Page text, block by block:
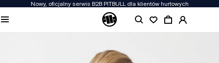
Nowy, oficjalny serwis B2B PITBULL dla klientów hurtowych